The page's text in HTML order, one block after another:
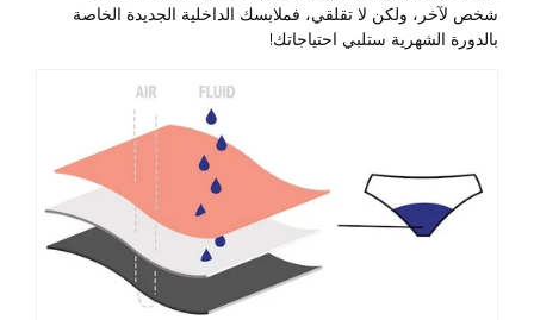
شخص لآخر، ولكن لا تقلقي، فملابسك الداخلية الجديدة الخاصة
بالدورة الشهرية ستلبي احتياجاتك!